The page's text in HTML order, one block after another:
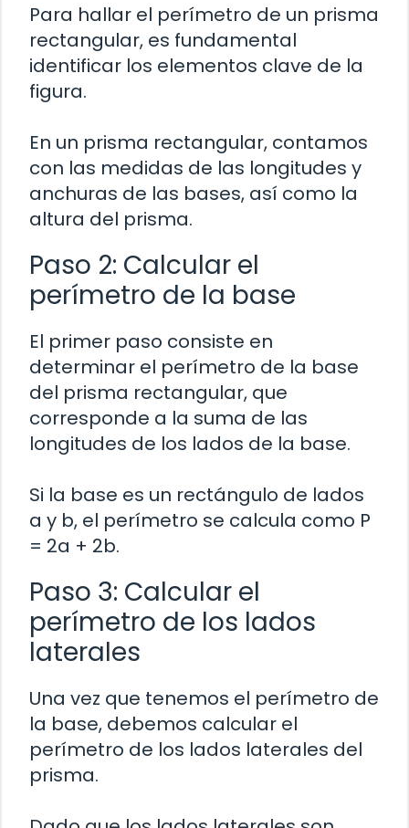
Para hallar el perímetro de un prisma
rectangular, es fundamental
identificar los elementos clave de la
figura.
En un prisma rectangular, contamos
con las medidas de las longitudes y
anchuras de las bases, así como la
altura del prisma.
Paso 2: Calcular el
perímetro de la base
El primer paso consiste en
determinar el perímetro de la base
del prisma rectangular, que
corresponde a la suma de las
longitudes de los lados de la base.
Si la base es un rectángulo de lados
a y b, el perímetro se calcula como P
= 2a + 2b.
Paso 3: Calcular el
perímetro de los lados
laterales
Una vez que tenemos el perímetro de
la base, debemos calcular el
perímetro de los lados laterales del
prisma.